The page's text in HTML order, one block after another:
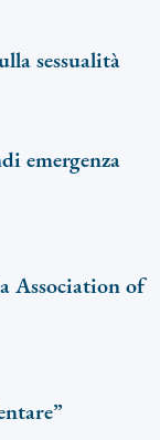
sessualità
emergenza
Association of